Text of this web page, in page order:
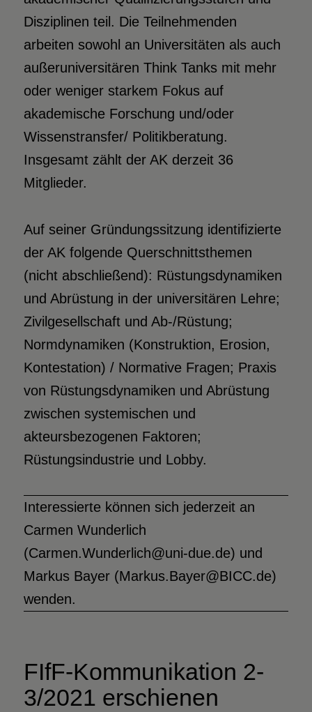
Disziplinen teil. Die Teilnehmenden
arbeiten sowohl an Universitäten als auch
außeruniversitären Think Tanks mit mehr
oder weniger starkem Fokus auf
akademische Forschung und/oder
Wissenstransfer/ Politikberatung.
Insgesamt zählt der AK derzeit 36
Mitglieder.
Auf seiner Gründungssitzung identifizierte
der AK folgende Querschnittsthemen
(nicht abschließend): Rüstungsdynamiken
und Abrüstung in der universitären Lehre;
Zivilgesellschaft und Ab-/Rüstung;
Normdynamiken (Konstruktion, Erosion,
Kontestation) / Normative Fragen; Praxis
von Rüstungsdynamiken und Abrüstung
zwischen systemischen und
akteursbezogenen Faktoren;
Rüstungsindustrie und Lobby.
Interessierte können sich jederzeit an
Carmen Wunderlich
(Carmen.Wunderlich@uni-due.de) und
Markus Bayer (Markus.Bayer@BICC.de)
wenden.
FIfF-Kommunikation 2-
3/2021 erschienen